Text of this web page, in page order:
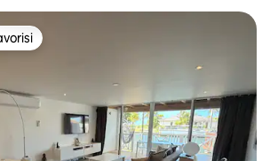
en beğenilenler arasında